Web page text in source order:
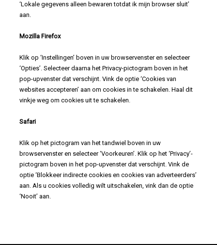
‘Lokale gegevens alleen bewaren totdat ik mijn browser sluit’
aan.
Mozilla Firefox
Klik op ‘Instellingen’ boven in uw browservenster en selecteer
‘Opties’. Selecteer daarna het Privacy-pictogram boven in het
pop-upvenster dat verschijnt. Vink de optie ‘Cookies van
websites accepteren’ aan om cookies in te schakelen. Haal dit
vinkje weg om cookies uit te schakelen.
Safari
Klik op het pictogram van het tandwiel boven in uw
browservenster en selecteer ‘Voorkeuren’. Klik op het ‘Privacy’-
pictogram boven in het pop-upvenster dat verschijnt. Vink de
optie ‘Blokkeer indirecte cookies en cookies van adverteerders’
aan. Als u cookies volledig wilt uitschakelen, vink dan de optie
‘Nooit’ aan.